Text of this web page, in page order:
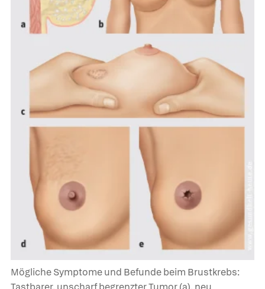
Mögliche Symptome und Befunde beim Brustkrebs: